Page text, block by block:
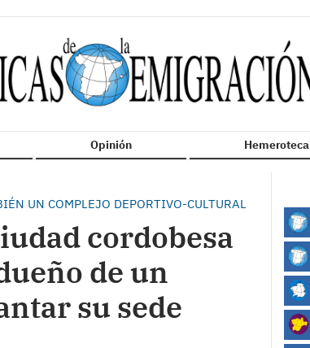
Opinión Hemeroteca
UN COMPLEJO DEPORTIVO-CULTURAL
cordobesa
de un
su sede